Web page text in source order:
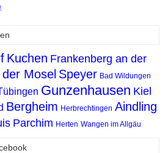
Kuchen Frankenberg an der
Mosel Speyer Bad Wildungen
Gunzenhausen Kiel
Bergheim Herbrechtingen Aindling
Parchim Herten Wangen im Allgäu